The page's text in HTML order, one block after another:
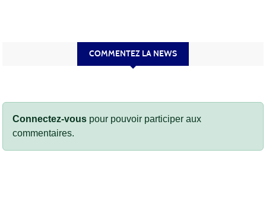
COMMENTEZ LA NEWS
Connectez-vous pour pouvoir participer aux
commentaires.